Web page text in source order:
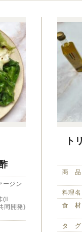
ージン
同開発)
ト
商 品
料理名
食 材
タ グ